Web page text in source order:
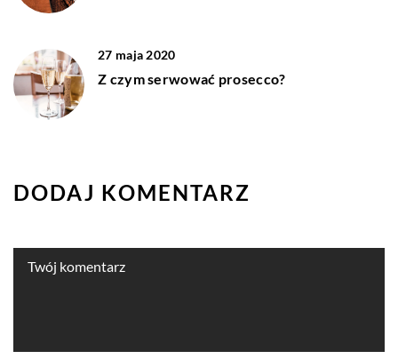
27 maja 2020
Z czym serwować prosecco?
DODAJ KOMENTARZ